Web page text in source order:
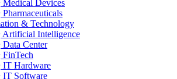
Medical Devices
Pharmaceuticals
& Technology
Artificial Intelligence
Data Center
FinTech
IT Hardware
IT Software